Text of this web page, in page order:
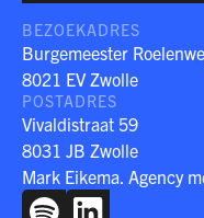
BEZOEKADRES
Burgemeester
8021 EV Zwolle
POSTADRES
Vivaldistraat 59
8031 JB Zwolle
Mark Eikema. Agency